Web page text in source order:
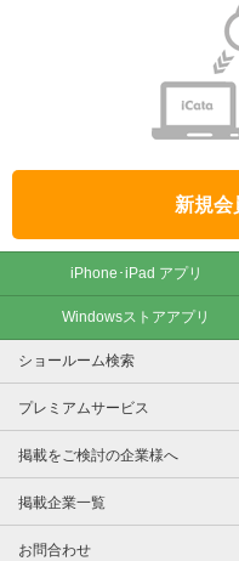
新規会
iPhone･iPad アプリ
Windowsストアアプリ
ショールーム検索
プレミアムサービス
掲載をご検討の企業様へ
掲載企業一覧
お問合わせ